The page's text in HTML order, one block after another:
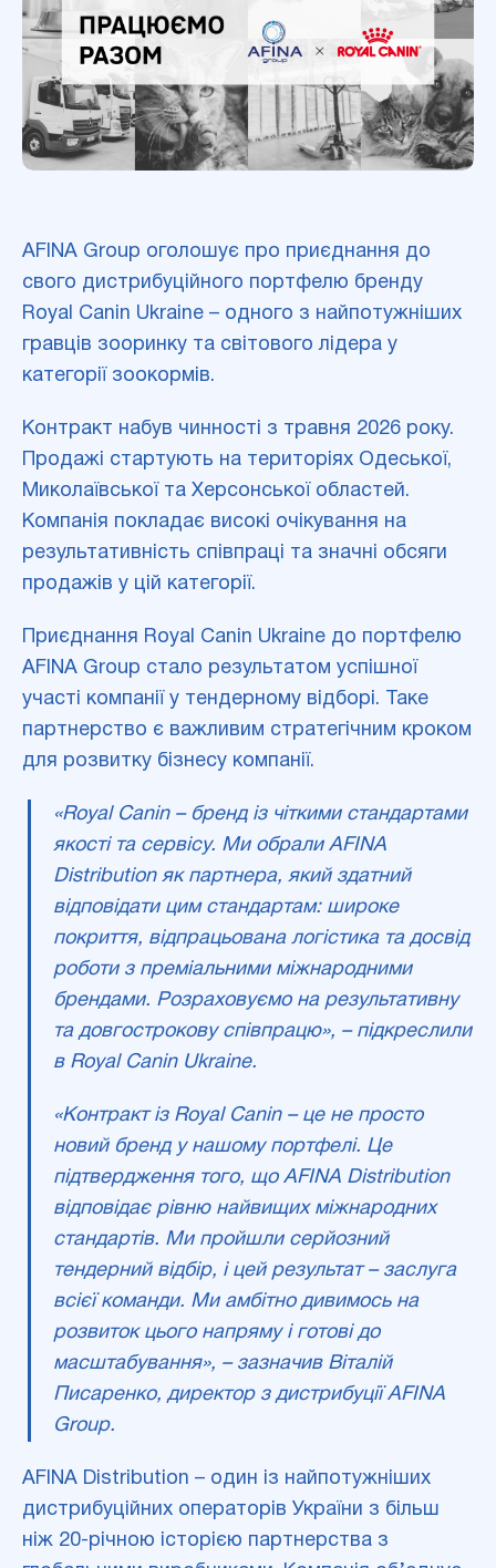
AFINA Group оголошує про приєднання до
свого дистрибуційного портфелю бренду
Royal Canin Ukraine – одного з найпотужніших
гравців зооринку та світового лідера у
категорії зоокормів.
Контракт набув чинності з травня 2026 року.
Продажі стартують на територіях Одеської,
Миколаївської та Херсонської областей.
Компанія покладає високі очікування на
результативність співпраці та значні обсяги
продажів у цій категорії.
Приєднання Royal Canin Ukraine до портфелю
AFINA Group стало результатом успішної
участі компанії у тендерному відборі. Таке
партнерство є важливим стратегічним кроком
для розвитку бізнесу компанії.
«Royal Canin – бренд із чіткими стандартами
якості та сервісу. Ми обрали AFINA
Distribution як партнера, який здатний
відповідати цим стандартам: широке
покриття, відпрацьована логістика та досвід
роботи з преміальними міжнародними
брендами. Розраховуємо на результативну
та довгострокову співпрацю», – підкреслили
в Royal Canin Ukraine.
«Контракт із Royal Canin – це не просто
новий бренд у нашому портфелі. Це
підтвердження того, що AFINA Distribution
відповідає рівню найвищих міжнародних
стандартів. Ми пройшли серйозний
тендерний відбір, і цей результат – заслуга
всієї команди. Ми амбітно дивимось на
розвиток цього напряму і готові до
масштабування», – зазначив Віталій
Писаренко, директор з дистрибуції AFINA
Group.
AFINA Distribution – один із найпотужніших
дистрибуційних операторів України з більш
ніж 20-річною історією партнерства з